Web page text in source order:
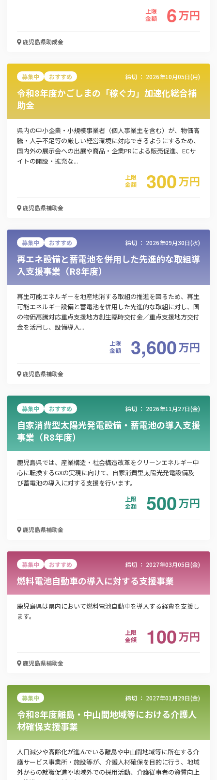
この補助金の情報をPDFダウンロード
鹿児島県企業立地促進補助金
お名前
電話番号
「PDF資料ダウンロード」ボタンを押下した時点
で本サービスの利用規約に同意したものとみなさ
れます。
上限
金額
6万円
鹿児島県助成金
募集中 おすすめ 締切 ： 2026年10月05日(月)
令和8年度かごしまの「稼ぐ力」加速化総合補
助金
県内の中小企業・小規模事業者（個人事業主を含む）が、物価高
騰・人手不足等の厳しい経営環境に対応できるようにするため、
国内外の展示会への出展や商品・企業PRによる販売促進、ECサ
イトの開設・拡充な...
上限
金額
300万円
鹿児島県補助金
募集中 おすすめ 締切 ： 2026年09月30日(水)
再エネ設備と蓄電池を併用した先進的な取組導
入支援事業（R8年度）
再生可能エネルギーを地産地消する取組の推進を図るため、再生
可能エネルギー設備と蓄電池を併用した先進的な取組に対し、国
の物価高騰対応重点支援地方創生臨時交付金／重点支援地方交付
金を活用し、設備導入...
上限
金額
3,600万円
鹿児島県補助金
募集中 おすすめ 締切 ： 2026年11月27日(金)
自家消費型太陽光発電設備・蓄電池の導入支援
事業（R8年度）
鹿児島県では、産業構造・社会構造改革をクリーンエネルギー中
心に転換するGXの実現に向けて、自家消費型太陽光発電設備及
び蓄電池の導入に対する支援を行います。
上限
金額
500万円
鹿児島県補助金
募集中 おすすめ 締切 ： 2027年03月05日(金)
燃料電池自動車の導入に対する支援事業
鹿児島県は県内において燃料電池自動車を導入する経費を支援し
ます。
上限
金額
100万円
鹿児島県補助金
募集中 締切 ： 2027年01月29日(金)
令和8年度離島・中山間地域等における介護人
材確保支援事業
人口減少や高齢化が進んでいる離島や中山間地域等に所在する介
護サービス事業所・施設等が、介護人材確保を目的に行う、地域
外からの就職促進や地域外での採用活動、介護従事者の資質向上